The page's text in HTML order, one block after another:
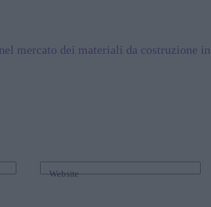
mercato dei materiali da costruzione in
Website